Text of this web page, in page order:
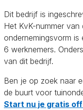
Dit bedrijf is
Het KvK-nummer van
ondernemingsvorm is
6 werknemers.
van dit bedrijf.
Ben je op zoek naar
de buurt voor
Start nu je gratis